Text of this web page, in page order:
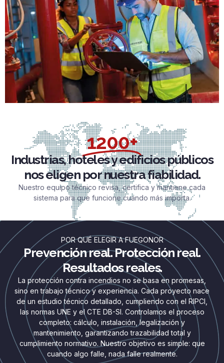
1200+
Industrias, hoteles y edificios públicos
nos eligen por nuestra fiabilidad.
Nuestro equipo técnico revisa, certifica y mantiene cada
sistema para que funcione cuando más importa.
POR QUÉ ELEGIR A FUEGONOR
Prevención real. Protección real.
Resultados reales.
La protección contra incendios no se basa en promesas,
sino en trabajo técnico y experiencia. Cada proyecto nace
de un estudio técnico detallado, cumpliendo con el RIPCI,
las normas UNE y el CTE DB-SI. Controlamos el proceso
completo: cálculo, instalación, legalización y
mantenimiento, garantizando trazabilidad total y
cumplimiento normativo. Nuestro objetivo es simple: que
cuando algo falle, nada falle realmente.